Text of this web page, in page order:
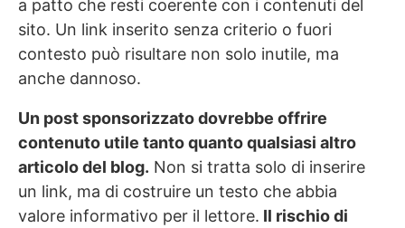
a patto che resti coerente con i contenuti del
sito. Un link inserito senza criterio o fuori
contesto può risultare non solo inutile, ma
anche dannoso.
Un post sponsorizzato dovrebbe offrire
contenuto utile tanto quanto qualsiasi altro
articolo del blog. Non si tratta solo di inserire
un link, ma di costruire un testo che abbia
valore informativo per il lettore. Il rischio di